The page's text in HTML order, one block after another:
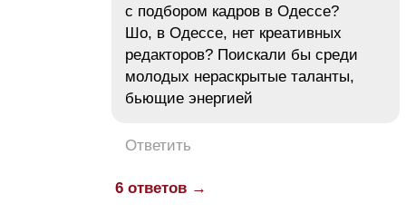
с подбором кадров в Одессе?
Шо, в Одессе, нет креативных
редакторов? Поискали бы среди
молодых нераскрытые таланты,
бьющие энергией
Ответить
6 ответов →